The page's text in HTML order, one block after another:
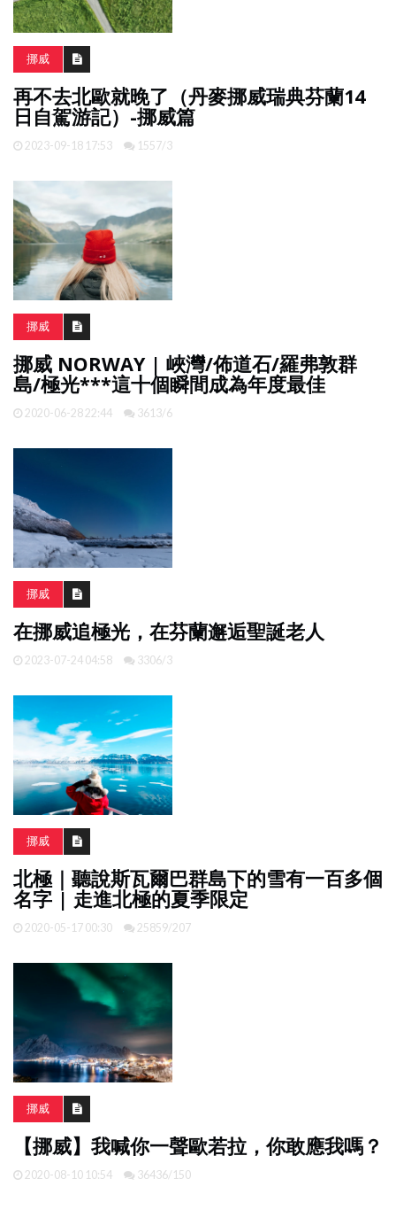
挪威
再不去北歐就晚了（丹麥挪威瑞典芬蘭14
日自駕游記）-挪威篇
2023-09-18 17:53 1557/3
挪威
挪威 NORWAY | 峽灣/佈道石/羅弗敦群
島/極光***這十個瞬間成為年度最佳
2020-06-28 22:44 3613/6
挪威
在挪威追極光，在芬蘭邂逅聖誕老人
2023-07-24 04:58 3306/3
挪威
北極｜聽說斯瓦爾巴群島下的雪有一百多個
名字 | 走進北極的夏季限定
2020-05-17 00:30 25859/207
挪威
【挪威】我喊你一聲歐若拉，你敢應我嗎？
2020-08-10 10:54 36436/150